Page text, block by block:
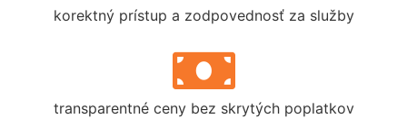
korektný prístup a zodpovednosť za služby
transparentné ceny bez skrytých poplatkov